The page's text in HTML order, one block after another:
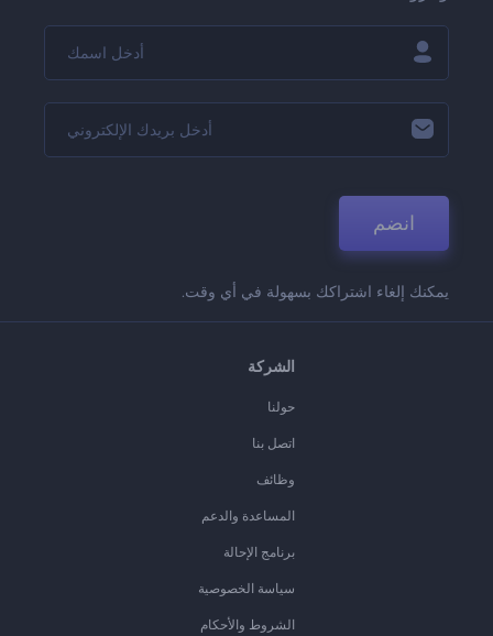
انضم
يمكنك إلغاء اشتراكك بسهولة في أي وقت.
الشركة
حولنا
اتصل بنا
وظائف
المساعدة والدعم
برنامج الإحالة
سياسة الخصوصية
الشروط والأحكام